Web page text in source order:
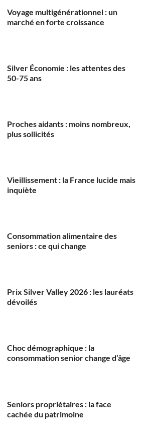
Voyage multigénérationnel : un
marché en forte croissance
Silver Économie : les attentes des
50-75 ans
Proches aidants : moins nombreux,
plus sollicités
Vieillissement : la France lucide mais
inquiète
Consommation alimentaire des
seniors : ce qui change
Prix Silver Valley 2026 : les lauréats
dévoilés
Choc démographique : la
consommation senior change d’âge
Seniors propriétaires : la face
cachée du patrimoine